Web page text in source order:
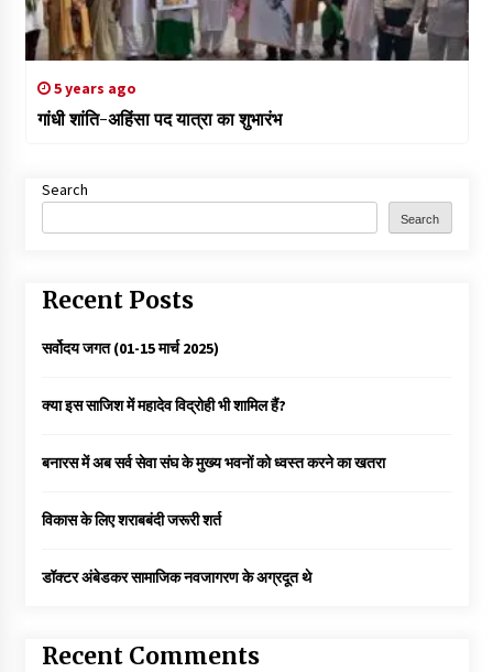
5 years ago
गांधी शांति-अहिंसा पद यात्रा का शुभारंभ
Search
Search
Recent Posts
सर्वोदय जगत (01-15 मार्च 2025)
क्या इस साजिश में महादेव विद्रोही भी शामिल हैं?
बनारस में अब सर्व सेवा संघ के मुख्य भवनों को ध्वस्त करने का खतरा
विकास के लिए शराबबंदी जरूरी शर्त
डॉक्टर अंबेडकर सामाजिक नवजागरण के अग्रदूत थे
Recent Comments